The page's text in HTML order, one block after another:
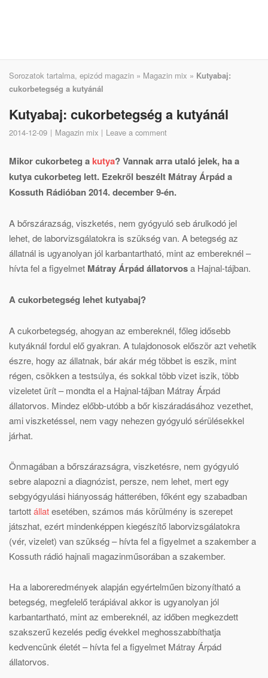
Sorozatok tartalma, epizód magazin » Magazin mix » Kutyabaj:
cukorbetegség a kutyánál
Kutyabaj: cukorbetegség a kutyánál
2014-12-09 Magazin mix Leave a comment
Mikor cukorbeteg a kutya? Vannak arra utaló jelek, ha a
kutya cukorbeteg lett. Ezekről beszélt Mátray Árpád a
Kossuth Rádióban 2014. december 9-én.
A bőrszárazság, viszketés, nem gyógyuló seb árulkodó jel
lehet, de laborvizsgálatokra is szükség van. A betegség az
állatnál is ugyanolyan jól karbantartható, mint az embereknél –
hívta fel a figyelmet Mátray Árpád állatorvosa Hajnal-tájban.
A cukorbetegség lehet kutyabaj?
A cukorbetegség, ahogyan az embereknél, főleg idősebb
kutyáknál fordul elő gyakran. A tulajdonosok először azt vehetik
észre, hogy az állatnak, bár akár még többet is eszik, mint
régen, csökken a testsúlya, és sokkal több vizet iszik, több
vizeletet ürít – mondta el a Hajnal-tájban Mátray Árpád
állatorvos. Mindez előbb-utóbb a bőr kiszáradásához vezethet,
ami viszketéssel, nem vagy nehezen gyógyuló sérülésekkel
járhat.
Önmagában a bőrszárazságra, viszketésre, nem gyógyuló
sebre alapozni a diagnózist, persze, nem lehet, mert egy
sebgyógyulási hiányosság hátterében, főként egy szabadban
tartottállatesetében, számos más körülmény is szerepet
játszhat, ezért mindenképpen kiegészítő laborvizsgálatokra
(vér, vizelet) van szükség – hívta fel a figyelmet a szakember a
Kossuth rádió hajnali magazinműsorában a szakember.
Ha a laboreredmények alapján egyértelműen bizonyítható a
betegség, megfelelő terápiával akkor is ugyanolyan jól
karbantartható, mint az embereknél, az időben megkezdett
szakszerű kezelés pedig évekkel meghosszabbíthatja
kedvencünk életét – hívta fel a figyelmet Mátray Árpád
állatorvos.